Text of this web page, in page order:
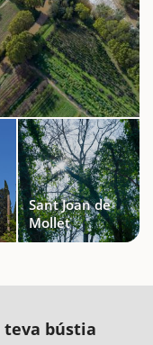
Sant Joan de
Mollet
teva bústia